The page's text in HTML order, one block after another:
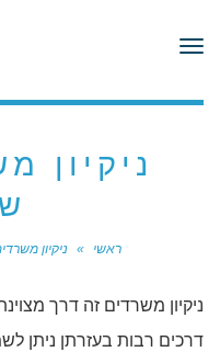
תפריט
ניקיון
ראשי » ניקיון
ניקיון משרדים זה דרך
דרכים רבות בעזרתן ניתן